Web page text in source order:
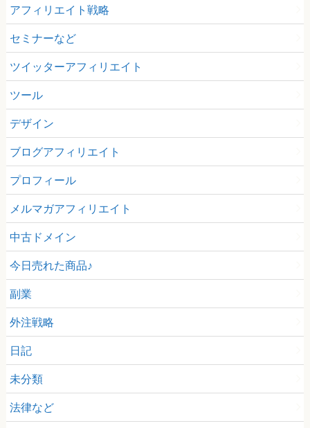
アフィリエイト戦略
セミナーなど
ツイッターアフィリエイト
ツール
デザイン
ブログアフィリエイト
プロフィール
メルマガアフィリエイト
中古ドメイン
今日売れた商品♪
副業
外注戦略
日記
未分類
法律など